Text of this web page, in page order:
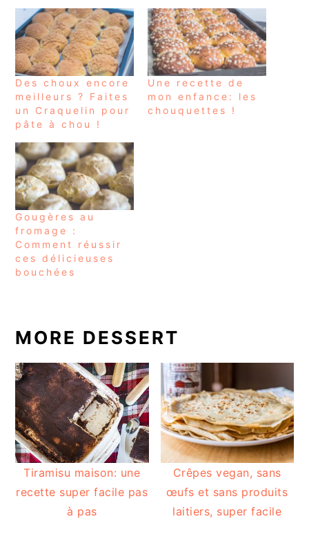
Des choux encore
meilleurs ? Faites
un Craquelin pour
pâte à chou !
Une recette de
mon enfance: les
chouquettes !
Gougères au
fromage :
Comment réussir
ces délicieuses
bouchées
MORE DESSERT
Tiramisu maison: une
recette super facile pas
à pas
Crêpes vegan, sans
œufs et sans produits
laitiers, super facile